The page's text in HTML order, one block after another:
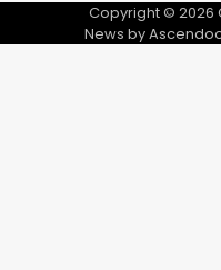
Copyright © 2026
News by